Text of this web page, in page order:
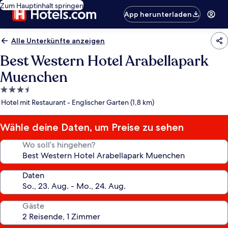
Zum Hauptinhalt springen
App herunterladen
Alle Unterkünfte anzeigen
Best Western Hotel Arabellapark
Muenchen
3.5-
Sterne-
Hotel mit Restaurant - Englischer Garten (1,8 km)
Wähle deine Daten, um Preise zu sehen
Wo soll’s hingehen?
Daten
Gäste